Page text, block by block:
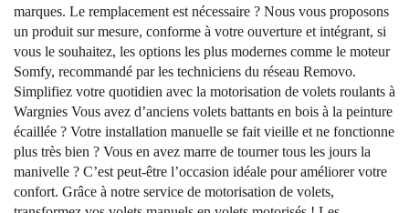
marques. Le remplacement est nécessaire ? Nous vous proposons
un produit sur mesure, conforme à votre ouverture et intégrant, si
vous le souhaitez, les options les plus modernes comme le moteur
Somfy, recommandé par les techniciens du réseau Removo.
Simplifiez votre quotidien avec la motorisation de volets roulants à
Wargnies Vous avez d’anciens volets battants en bois à la peinture
écaillée ? Votre installation manuelle se fait vieille et ne fonctionne
plus très bien ? Vous en avez marre de tourner tous les jours la
manivelle ? C’est peut-être l’occasion idéale pour améliorer votre
confort. Grâce à notre service de motorisation de volets,